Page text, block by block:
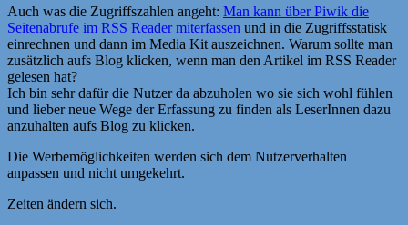
Auch was die Zugriffszahlen angeht: Man kann über Piwik die
Seitenabrufe im RSS Reader miterfassen und in die Zugriffsstatisk
einrechnen und dann im Media Kit auszeichnen. Warum sollte man
zusätzlich aufs Blog klicken, wenn man den Artikel im RSS Reader
gelesen hat?
Ich bin sehr dafür die Nutzer da abzuholen wo sie sich wohl fühlen
und lieber neue Wege der Erfassung zu finden als LeserInnen dazu
anzuhalten aufs Blog zu klicken.
Die Werbemöglichkeiten werden sich dem Nutzerverhalten
anpassen und nicht umgekehrt.
Zeiten ändern sich.